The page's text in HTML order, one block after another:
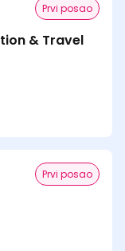
Prvi posao
& Travel
Prvi posao